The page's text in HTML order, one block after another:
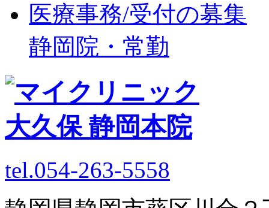
医療事務/受付の募集
静岡院・常勤
tel.054-263-5558